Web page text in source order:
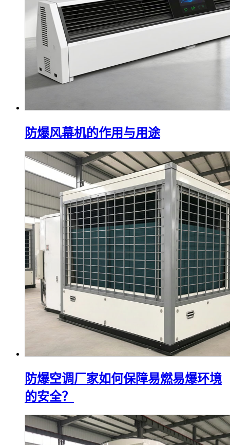
防爆风幕机的作用与用途
防爆空调厂家如何保障易燃易爆环境
的安全？